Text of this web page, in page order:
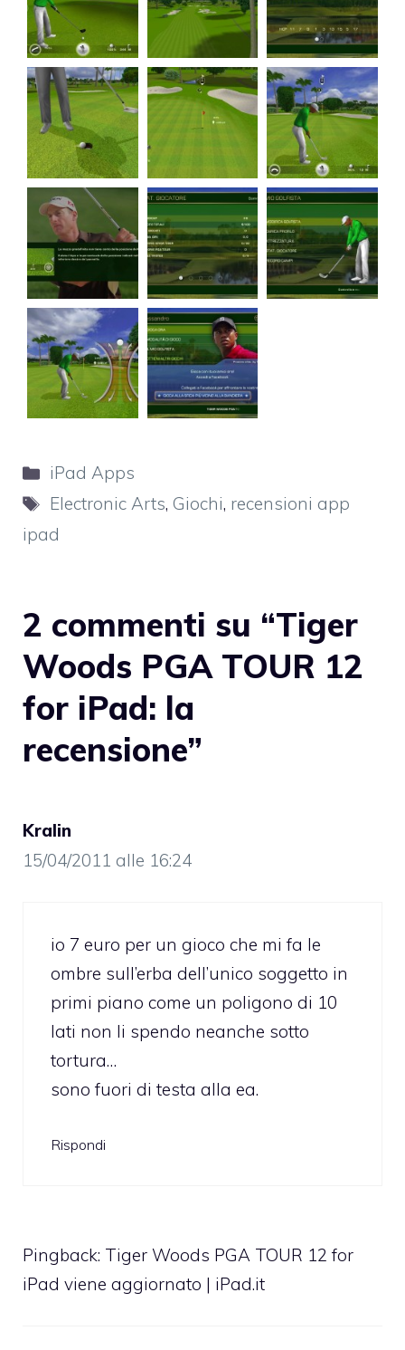
Categorie
iPad Apps
Tag
Electronic Arts, Giochi, recensioni app
ipad
2 commenti su “Tiger
Woods PGA TOUR 12
for iPad: la
recensione”
Kralin
15/04/2011 alle 16:24
io 7 euro per un gioco che mi fa le
ombre sull’erba dell’unico soggetto in
primi piano come un poligono di 10
lati non li spendo neanche sotto
tortura…
sono fuori di testa alla ea.
Rispondi
Pingback: Tiger Woods PGA TOUR 12 for
iPad viene aggiornato | iPad.it